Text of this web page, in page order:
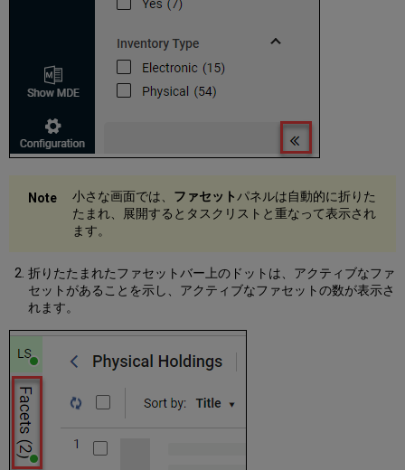
ク
シ
メ
ニ
ー
Alma
ベ
ル
管
理
ア
シ
ョ
ン
メ
ニ
小さな画面では、 ファセットパネルは自動的に折りた
たまれ、展開するとタスクリストと重なって表示され
ます。
折りたたまれたファセットバー上のドットは、アクティブなファ
セットがあることを示し、アクティブなファセットの数が表示さ
れます。